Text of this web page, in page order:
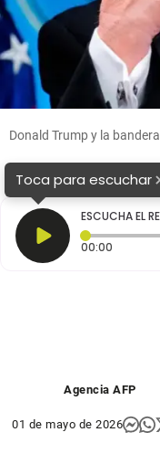
Donald Trump y la
Toca para escuchar
ESCUCHA EL
00:00
Agencia AFP
01 de mayo de 2026